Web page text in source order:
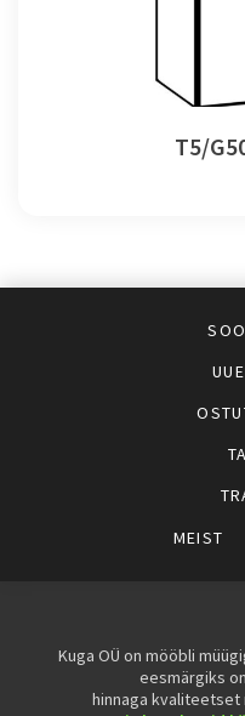
T5/
MEIST
Kuga OÜ on mööbli
eesmärgiks
hinnaga kvaliteetset